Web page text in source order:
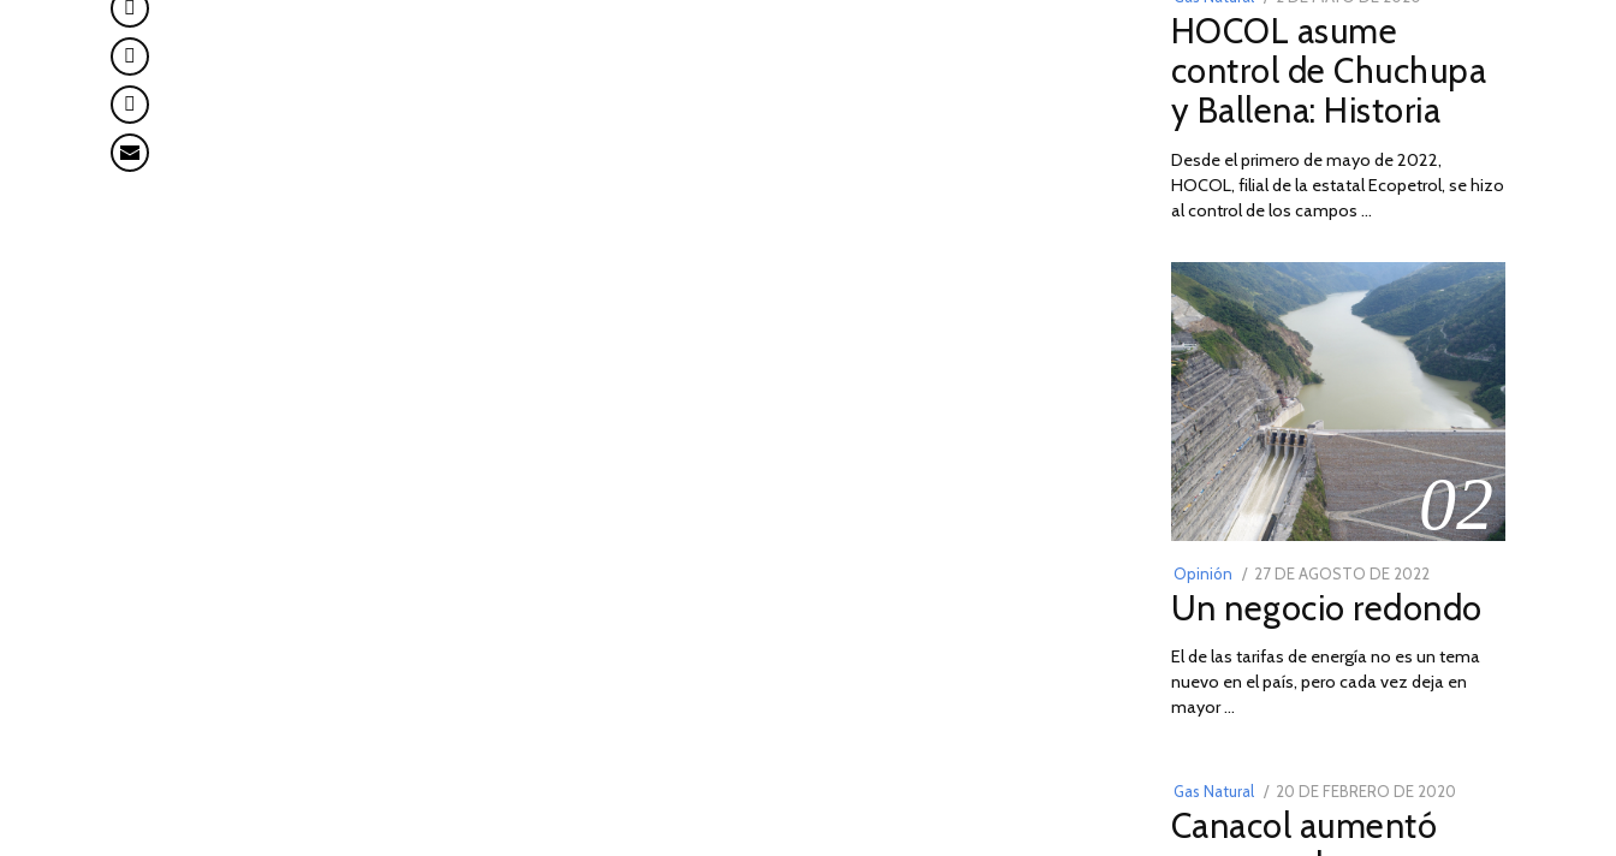
ON
DE
2026
HOCOL asume
control de Chuchupa
y Ballena: Historia
Desde el primero de mayo de 2022,
HOCOL, filial de la estatal Ecopetrol, se hizo
al control de los campos …
02
Opinión
POSTED
ON
27 DE AGOSTO DE 2022
DE
DE
2022
Un negocio redondo
El de las tarifas de energía no es un tema
nuevo en el país, pero cada vez deja en
mayor …
Gas Natural
POSTED
ON
20 DE FEBRERO DE 2020
Canacol aumentó